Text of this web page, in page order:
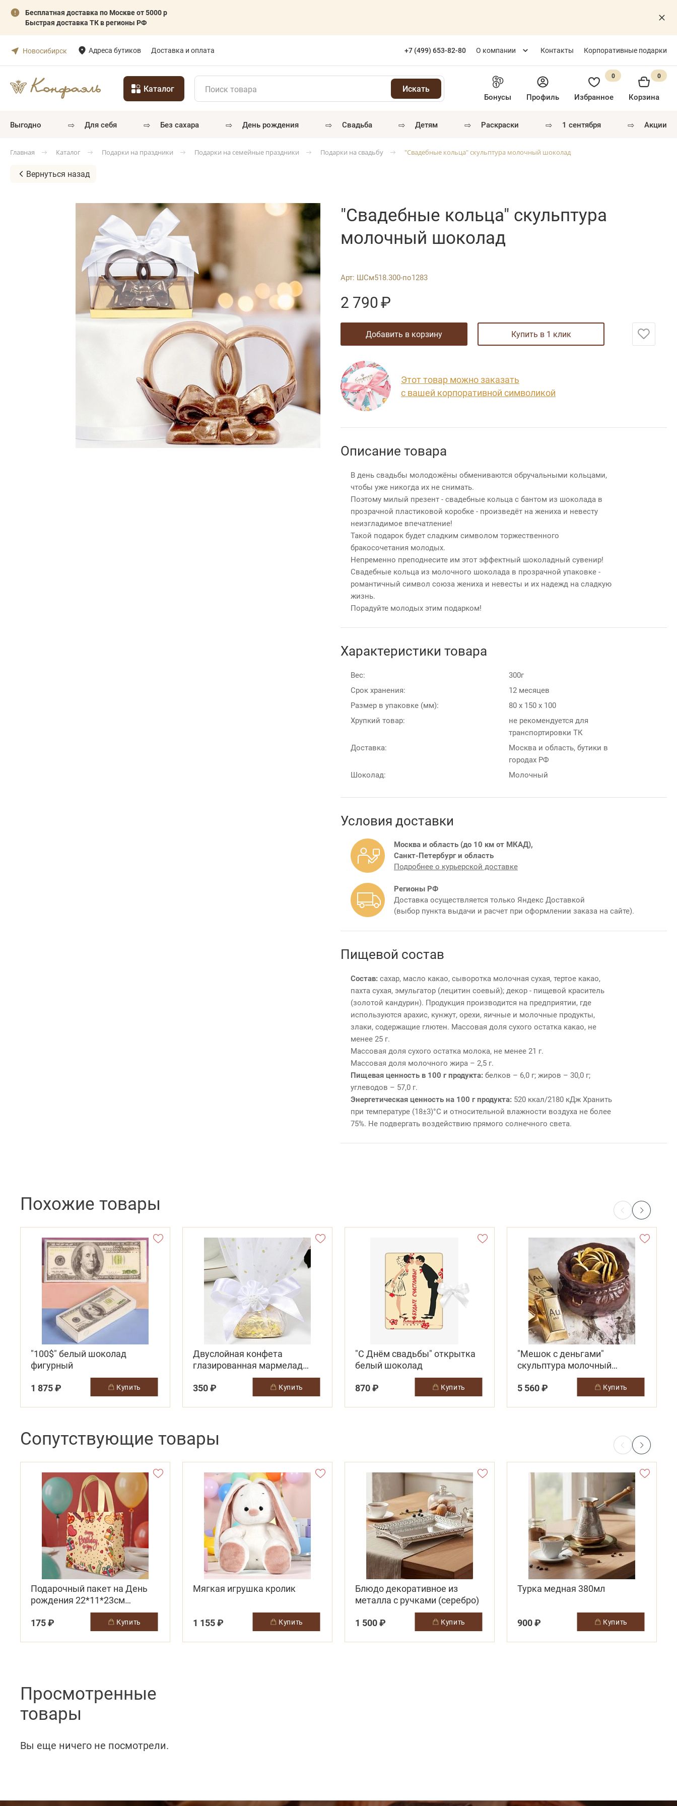
Бесплатная доставка по Москве от 5000 р
Быстрая доставка ТК в регионы РФ
Новосибирск Адреса бутиков Доставка и оплата +7 (499) 653-82-80 О компании Контакты Корпоративные подарки
Каталог
Бонусы Профиль Избранное
0
Корзина
0
выгодно ⇨ для себя ⇨ без сахара ⇨ день рождения ⇨ свадьба ⇨ детям ⇨ раскраски ⇨ 1 сентября ⇨ акции
Главная Каталог Подарки на праздники Подарки на семейные праздники Подарки на свадьбу "Свадебные кольца" скульптура молочный шоколад
Вернуться назад
"Свадебные кольца" скульптура
молочный шоколад
Арт: ШСм518.300-по1283
2 790₽
добавить в корзину купить в 1 клик
Этот товар можно заказать
с вашей корпоративной символикой
Описание товара
В день свадьбы молодожёны обмениваются обручальными кольцами,
чтобы уже никогда их не снимать.
Поэтому милый презент - свадебные кольца с бантом из шоколада в
прозрачной пластиковой коробке - произведёт на жениха и невесту
неизгладимое впечатление!
Такой подарок будет сладким символом торжественного
бракосочетания молодых.
Непременно преподнесите им этот эффектный шоколадный сувенир!
Свадебные кольца из молочного шоколада в прозрачной упаковке -
романтичный символ союза жениха и невесты и их надежд на сладкую
жизнь.
Порадуйте молодых этим подарком!
Характеристики товара
Вес:
300г
Срок хранения:
12 месяцев
Размер в упаковке (мм):
80 х 150 х 100
Хрупкий товар:
не рекомендуется для
транспортировки ТК
Доставка:
Москва и область, бутики в
городах РФ
Шоколад:
Молочный
Условия доставки
Москва и область (до 10 км от МКАД),
Санкт-Петербург и область
Подробнее о курьерской доставке
Регионы РФ
Доставка осуществляется только Яндекс Доставкой
(выбор пункта выдачи и расчет при оформлении заказа на сайте).
Пищевой состав
Состав: сахар, масло какао, сыворотка молочная сухая, тертое какао,
пахта сухая, эмульгатор (лецитин соевый); декор - пищевой краситель
(золотой кандурин). Продукция производится на предприятии, где
используются арахис, кунжут, орехи, яичные и молочные продукты,
злаки, содержащие глютен. Массовая доля сухого остатка какао, не
менее 25 г.
Массовая доля сухого остатка молока, не менее 21 г.
Массовая доля молочного жира – 2,5 г.
Пищевая ценность в 100 г продукта: белков – 6,0 г; жиров – 30,0 г;
углеводов – 57,0 г.
Энергетическая ценность на 100 г продукта: 520 ккал/2180 кДж Хранить
при температуре (18±3)°С и относительной влажности воздуха не более
75%. Не подвергать воздействию прямого солнечного света.
Похожие товары
"100$" белый шоколад
фигурный
1 875 ₽
купить
Двуслойная конфета
глазированная мармелад
вишня+суфле ваниль (белая)
350 ₽
купить
"С Днём свадьбы" открытка
белый шоколад
870 ₽
купить
"Мешок с деньгами"
скульптура молочный
5 560 ₽
купить
Сопутствующие товары
Подарочный пакет на День
рождения 22*11*23см
175 ₽
купить
Мягкая игрушка кролик
1 155 ₽ купить
Блюдо декоративное из
металла с ручками (серебро)
1 500 ₽
купить
Турка медная 380мл
900 ₽ купить
Просмотренные
товары
Вы еще ничего не посмотрели.